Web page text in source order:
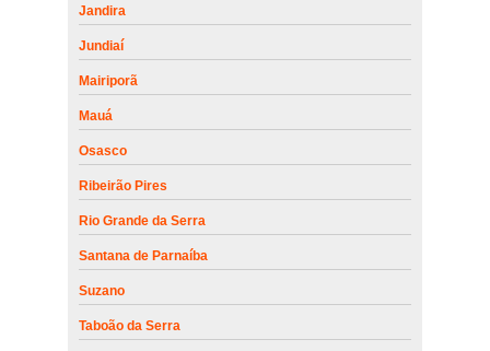
Jandira
Jundiaí
Mairiporã
Mauá
Osasco
Ribeirão Pires
Rio Grande da Serra
Santana de Parnaíba
Suzano
Taboão da Serra